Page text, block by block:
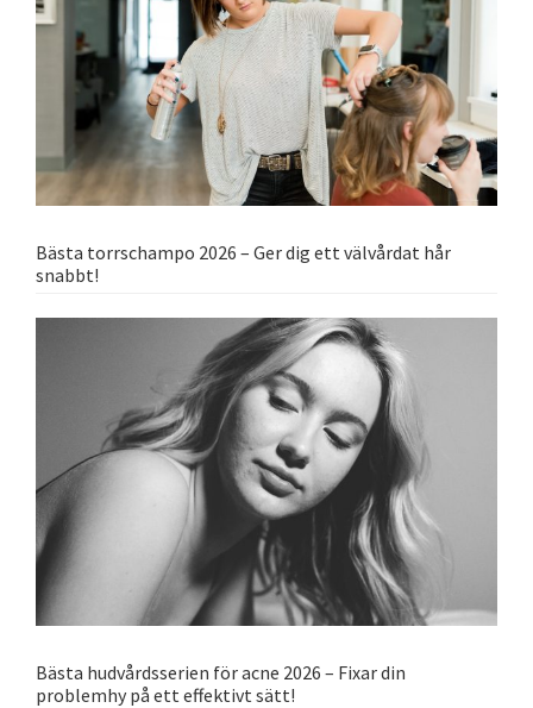
Bästa torrschampo 2026 – Ger dig ett välvårdat hår
snabbt!
Bästa hudvårdsserien för acne 2026 – Fixar din
problemhy på ett effektivt sätt!